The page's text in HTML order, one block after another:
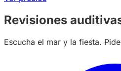
Revisiones
Escucha el mar y la fiesta.